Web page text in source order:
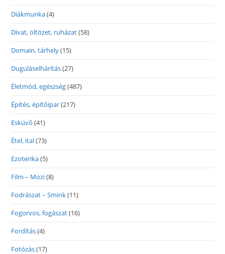
Diákmunka(4)
Divat, öltözet, ruházat(58)
Domain, tárhely(15)
Duguláselhárítás(27)
Életmód, egészség(487)
Építés, építőipar(217)
Esküvő (41)
Étel, ital(73)
Ezoterika(5)
Film – Mozi(8)
Fodrászat – Smink(11)
Fogorvos, fogászat(16)
Fordítás(4)
Fotózás(17)